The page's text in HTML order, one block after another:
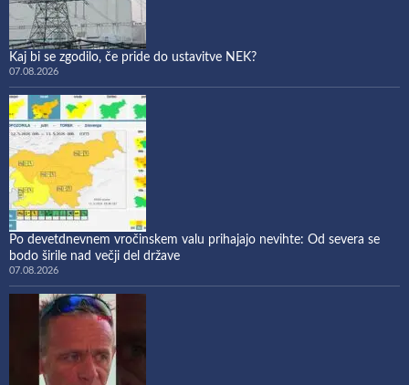
Kaj bi se zgodilo, če pride do ustavitve NEK?
07.08.2026
Po devetdnevnem vročinskem valu prihajajo nevihte: Od severa se
bodo širile nad večji del države
07.08.2026